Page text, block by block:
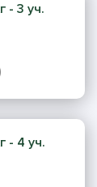
- 3 уч.
- 4 уч.